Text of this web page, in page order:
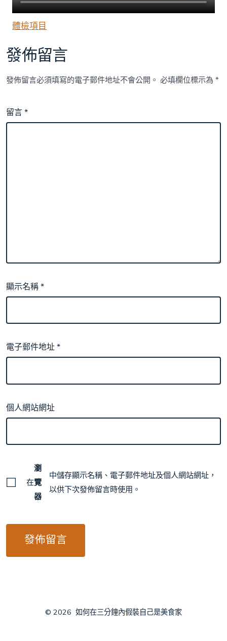
體檢項目
發佈留言
發佈留言必須填寫的電子郵件地址不會公開。 必填欄位標示為*
留言*
顯示名稱*
電子郵件地址*
個人網站網址
在
瀏
覽
器
中儲存顯示名稱、電子郵件地址及個人網站網址，
以供下次發佈留言時使用。
© 2026 如何在三分鐘內假裝自己是美食家